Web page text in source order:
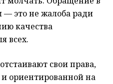
— это не жалоба ради
качества
всех.
свои права,
ориентированной на